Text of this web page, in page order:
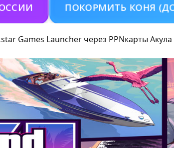
ПОКОРМИТЬ КОНЯ (ДОНАТ)
Games Launcher через PPNкарты Акула